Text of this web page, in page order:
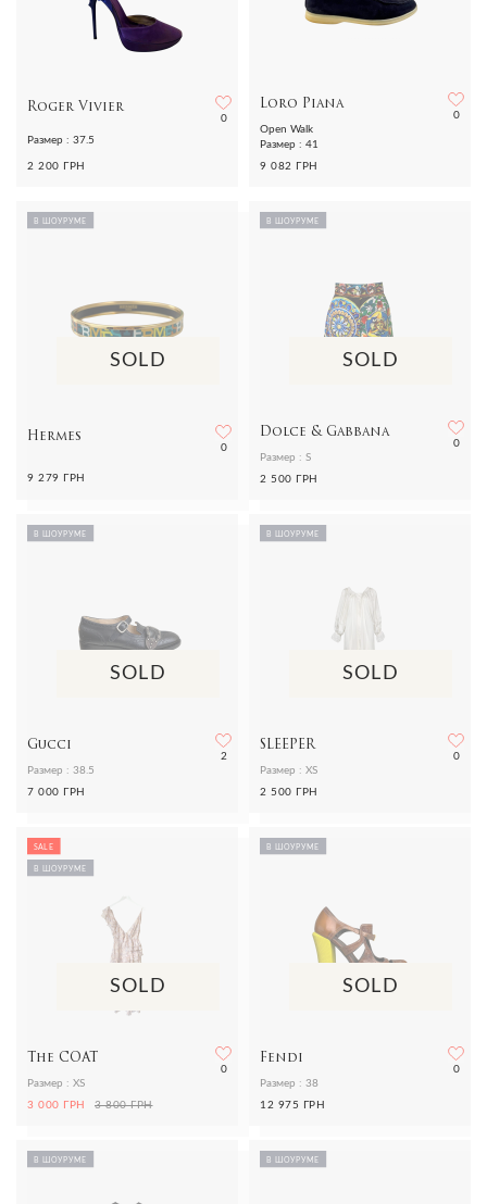
Roger Vivier
0
Размер : 37.5
2 200 ГРН
Loro Piana
0
Open Walk
Размер : 41
9 082 ГРН
В ШОУРУМЕ
SOLD
Hermes
0
9 279 ГРН
В ШОУРУМЕ
SOLD
Dolce & Gabbana
0
Размер : S
2 500 ГРН
В ШОУРУМЕ
SOLD
Gucci
2
Размер : 38.5
7 000 ГРН
В ШОУРУМЕ
SOLD
SLEEPER
0
Размер : XS
2 500 ГРН
SALE
В ШОУРУМЕ
SOLD
The COAT
0
Размер : XS
3 000 ГРН
3 800 ГРН
В ШОУРУМЕ
SOLD
Fendi
0
Размер : 38
12 975 ГРН
В ШОУРУМЕ В ШОУРУМЕ